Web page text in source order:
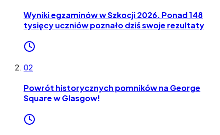
Wyniki egzaminów w Szkocji 2026. Ponad 148
tysięcy uczniów poznało dziś swoje rezultaty
02
Powrót historycznych pomników na George
Square w Glasgow!